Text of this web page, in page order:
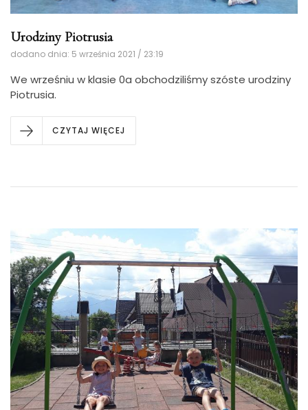
Urodziny Piotrusia
dodano dnia: 5 września 2021 / 23:19
We wrześniu w klasie 0a obchodziliśmy szóste urodziny
Piotrusia.
CZYTAJ WIĘCEJ